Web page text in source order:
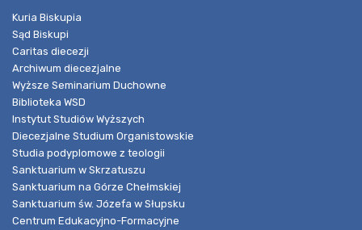
Kuria Biskupia
Sąd Biskupi
Caritas diecezji
Archiwum diecezjalne
Wyższe Seminarium Duchowne
Biblioteka WSD
Instytut Studiów Wyższych
Diecezjalne Studium Organistowskie
Studia podyplomowe z teologii
Sanktuarium w Skrzatuszu
Sanktuarium na Górze Chełmskiej
Sanktuarium św. Józefa w Słupsku
Centrum Edukacyjno-Formacyjne